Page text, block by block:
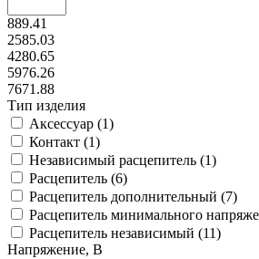
889.41
2585.03
4280.65
5976.26
7671.88
Тип изделия
Аксессуар (1)
Контакт (1)
Независимый расцепитель (1)
Расцепитель (6)
Расцепитель дополнительный (7)
Расцепитель минимального
Расцепитель независимый (11)
Напряжение, В